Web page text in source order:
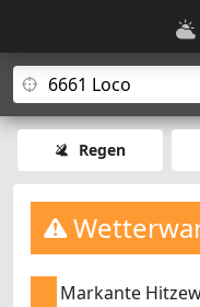
Regen
Markante